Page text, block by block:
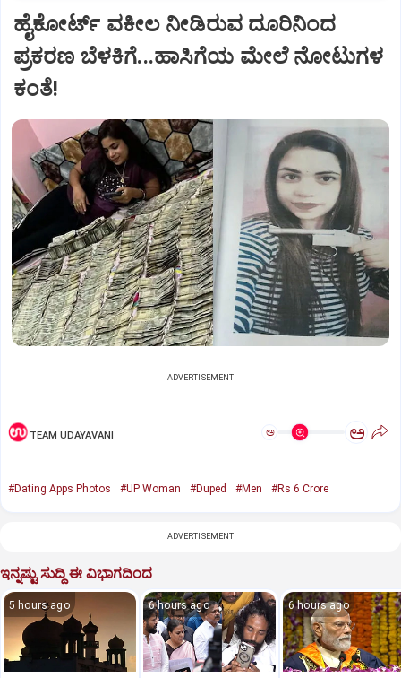
ಹೈಕೋರ್ಟ್‌ ವಕೀಲ ನೀಡಿರುವ ದೂರಿನಿಂದ
ಪ್ರಕರಣ ಬೆಳಕಿಗೆ...ಹಾಸಿಗೆಯ ಮೇಲೆ ನೋಟುಗಳ
ಕಂತೆ!
ADVERTISEMENT
TEAM UDAYAVANI ಅ ಅ
#Dating Apps Photos #UP Woman #Duped #Men #Rs 6 Crore
ADVERTISEMENT
ಇನ್ನಷ್ಟು ಸುದ್ದಿ ಈ ವಿಭಾಗದಿಂದ
5 hours ago 6 hours ago 6 hours ago